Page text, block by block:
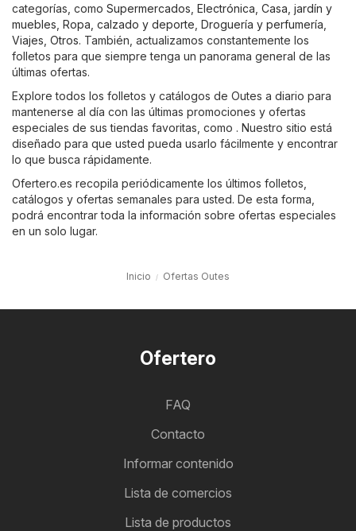
categorías, como Supermercados Electrónica Casa, jardín y
muebles Ropa, calzado y deporte Droguería y perfumería
Viajes Otros. También, actualizamos constantemente los
folletos para que siempre tenga un panorama general de las
últimas ofertas.
Explore todos los folletos y catálogos de Outes a diario para
mantenerse al día con las últimas promociones y ofertas
especiales de sus tiendas favoritas, como . Nuestro sitio está
diseñado para que usted pueda usarlo fácilmente y encontrar
lo que busca rápidamente.
Ofertero.es recopila periódicamente los últimos folletos,
catálogos y ofertas semanales para usted. De esta forma,
podrá encontrar toda la información sobre ofertas especiales
en un solo lugar.
Inicio Ofertas Outes
Ofertero
FAQ
Contacto
Informar contenido
Lista de comercios
Lista de productos